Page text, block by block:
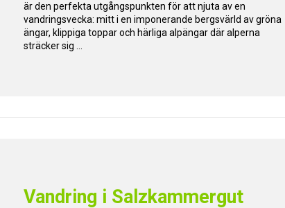
är den perfekta utgångspunkten för att njuta av en
vandringsvecka: mitt i en imponerande bergsvärld av gröna
ängar, klippiga toppar och härliga alpängar där alperna
sträcker sig ...
Vandring i Salzkammergut